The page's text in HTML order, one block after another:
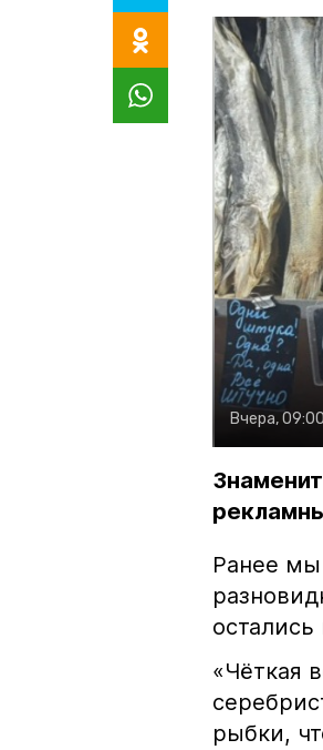
Вчера, 09:00
Ранее
«Чёткая
рыбки,